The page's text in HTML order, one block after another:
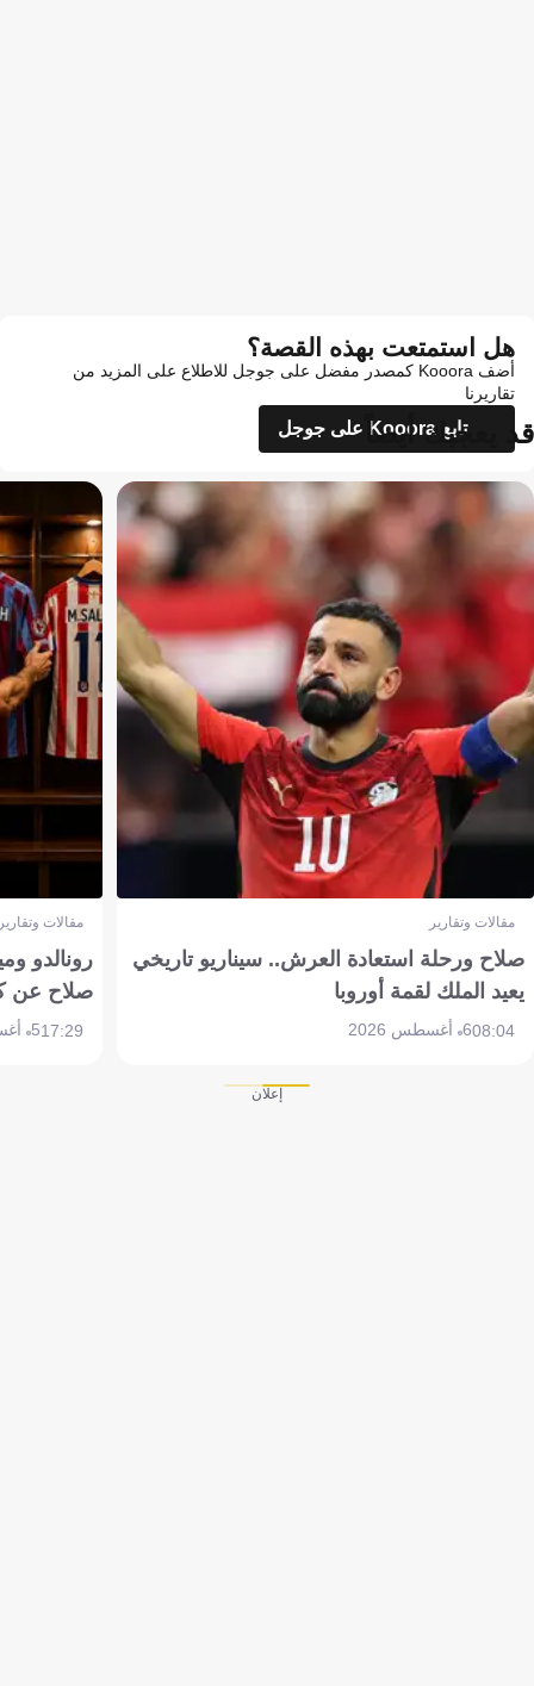
هل استمتعت بهذه القصة؟
أضف Kooora كمصدر مفضل على جوجل للاطلاع على المزيد من
تقاريرنا
تابع Kooora على جوجل
قد يعجبك أيضاً
مقالات وتقارير
صلاح ورحلة استعادة العرش.. سيناريو تاريخي
يعيد الملك لقمة أوروبا
08:046 أغسطس 2026
مقالات
رونالدو
صلاح عن
17:295 أغسطس 2026
إعلان